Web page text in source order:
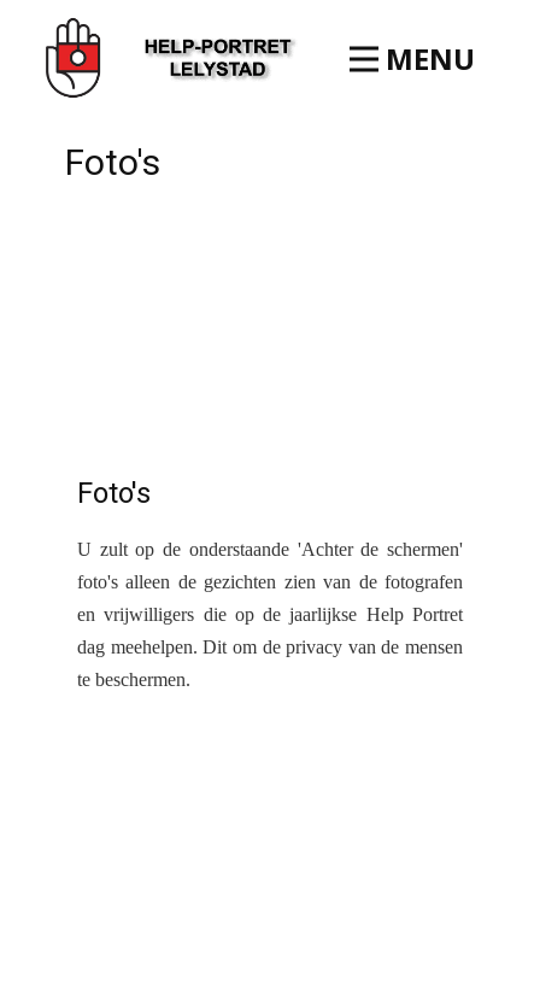
MENU
Foto's
Foto's
U zult op de onderstaande 'Achter de schermen'
foto's alleen de gezichten zien van de fotografen
en vrijwilligers die op de jaarlijkse Help Portret
dag meehelpen. Dit om de privacy van de mensen
te beschermen.